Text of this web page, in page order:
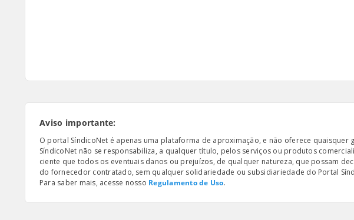
Aviso importante:
O portal SíndicoNet é apenas uma plataforma de aproximação, e não oferece
SíndicoNet não se responsabiliza, a qualquer título, pelos serviços ou produtos
ciente que todos os eventuais danos ou prejuízos, de qualquer natureza, que possam
do fornecedor contratado, sem qualquer solidariedade ou subsidiariedade do Portal
Para saber mais, acesse nosso Regulamento de Uso.